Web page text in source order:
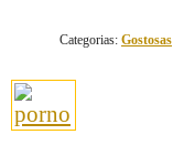
Categorias: Gostosas